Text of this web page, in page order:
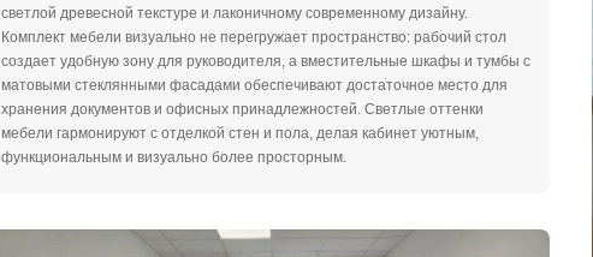
светлой древесной текстуре и лаконичному современному дизайну.
Комплект мебели визуально не перегружает пространство: рабочий стол
создает удобную зону для руководителя, а вместительные шкафы и тумбы с
матовыми стеклянными фасадами обеспечивают достаточное место для
хранения документов и офисных принадлежностей. Светлые оттенки
мебели гармонируют с отделкой стен и пола, делая кабинет уютным,
функциональным и визуально более просторным.